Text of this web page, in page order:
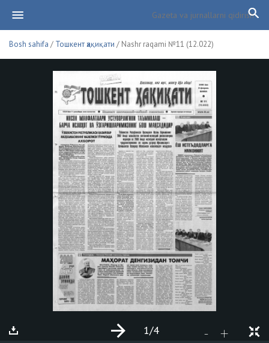
Bosh sahifa / Тошкент ҳақиқати / Nashr raqami №11 (12.022)
- +
1/4